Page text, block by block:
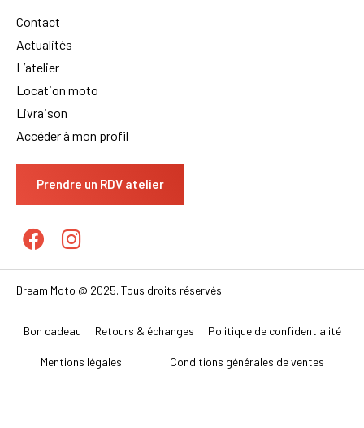
Contact
Actualités
L’atelier
Location moto
Livraison
Accéder à mon profil
Prendre un RDV atelier
Dream Moto @ 2025. Tous droits réservés
Bon cadeau Retours & échanges Politique de confidentialité
Mentions légales Conditions générales de ventes